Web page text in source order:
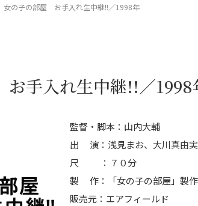
女の子の部屋 お手入れ生中継!!／1998年
手入れ生中継!!／1998
監督・脚本：山内大輔
出 演：浅見まお、大川真由
尺 ：７０分
製 作：「女の子の部屋」製
販売元：エアフィールド